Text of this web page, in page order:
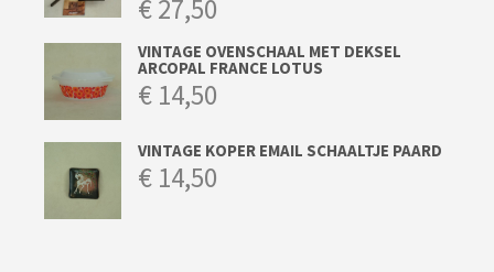
€27,50
VINTAGE OVENSCHAAL MET DEKSEL
ARCOPAL FRANCE LOTUS
€ 14,50
VINTAGE KOPER EMAIL SCHAALTJE PAARD
€ 14,50